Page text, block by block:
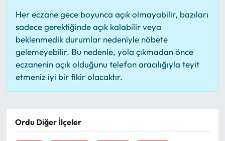
Her eczane gece boyunca açık olmayabilir, bazıları
sadece gerektiğinde açık kalabilir veya
beklenmedik durumlar nedeniyle nöbete
gelemeyebilir. Bu nedenle, yola çıkmadan önce
eczanenin açık olduğunu telefon aracılığıyla teyit
etmeniz iyi bir fikir olacaktır.
Ordu Diğer İlçeler